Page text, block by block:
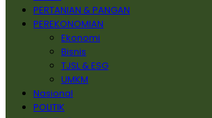
PERTANIAN & PANGAN
PEREKONOMIAN
Ekonomi
Bisnis
TJSL & ESG
UMKM
Nasional
POLITIK